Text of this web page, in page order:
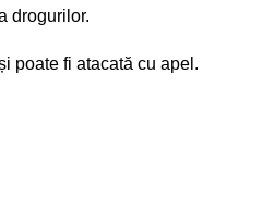
drogurilor.
poate fi atacată cu apel.